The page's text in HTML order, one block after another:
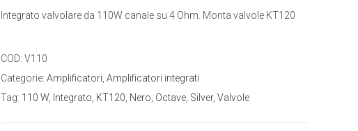
Integrato valvolare da 110W canale su 4 Ohm. Monta valvole KT120
COD: V110
Categorie: Amplificatori Amplificatori integrati
Tag: 110 W Integrato KT120 Nero Octave Silver, Valvole